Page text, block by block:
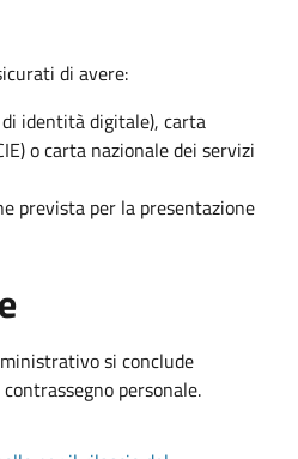
di avere:
identità digitale), carta
o carta nazionale dei servizi
prevista per la presentazione
si conclude
personale.